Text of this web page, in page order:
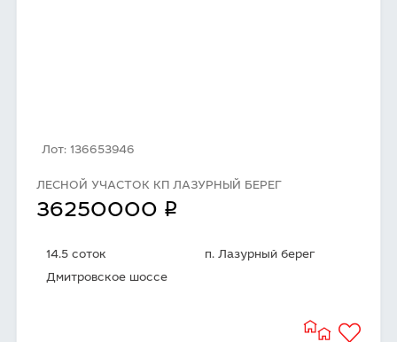
Лот: 136653946
ЛЕСНОЙ УЧАСТОК КП ЛАЗУРНЫЙ БЕРЕГ
36250000 q
14.5 соток
п. Лазурный берег
Дмитровское шоссе